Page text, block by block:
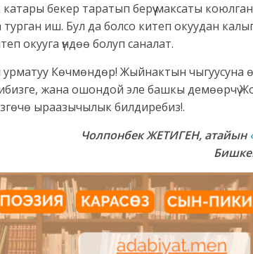
бекер таратып берүү максаты
иш. Бул да болсо китеп окуудан
окууга үндөө болуп саналат.
Көчмөндөр! Жыйнактын чыгуусуна
жана ошондой эле башкы демөөрчү
ыраазычылык билдиребиз!.
Чолпонбек ЖЕТИГЕН, атайын